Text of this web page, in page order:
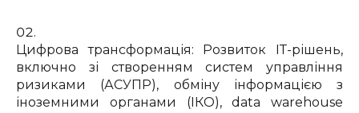
Цифрова трансформація: Розвиток ІТ-рішень,
включно зі створенням систем управління
ризиками (АСУПР), обміну інформацією з
іноземними органами (ІКО), data warehouse